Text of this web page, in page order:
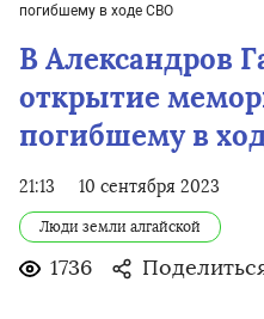
погибшему в ходе СВО
В Александров
открытие
погибшему в
21:13 10 сентября 2023
Люди земли алгайской
1736